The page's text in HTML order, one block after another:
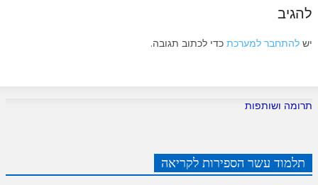
להגיב
יש להתחבר למערכת כדי לכתוב תגובה.
תרומה ושותפות
תלמוד עשר הספירות לקריאה